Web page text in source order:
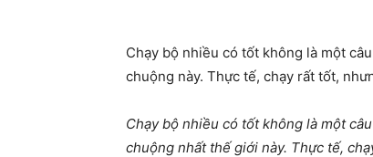
Chạy bộ nhiều có tốt không là một
chuộng này. Thực tế, chạy rất tốt,
Chạy bộ nhiều có tốt không là một
chuộng nhất thế giới này. Thực tế,